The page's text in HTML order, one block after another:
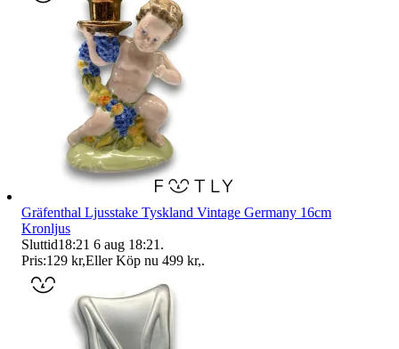
Gräfenthal Ljusstake Tyskland Vintage Germany 16cm
Kronljus
Sluttid18:21 6 aug 18:21 .
Pris:129 kr,Eller Köp nu 499 kr,.